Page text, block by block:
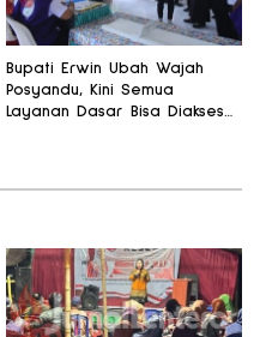
Bupati Erwin Ubah Wajah
Posyandu, Kini Semua
Layanan Dasar Bisa Diakses